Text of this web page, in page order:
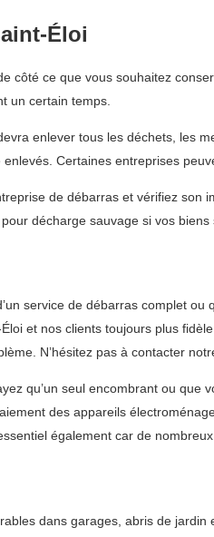
Éloi
côté ce que vous souhaitez
un certain temps.
enlever tous les déchets, les
Certaines entreprises
de débarras et vérifiez
décharge sauvage si vos biens
service de débarras complet
et nos clients toujours plus
N’hésitez pas à contacter
qu’un seul encombrant ou
des appareils
également car de
dans garages, abris de